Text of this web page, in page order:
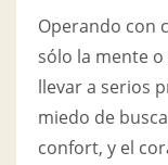
Operando con
sólo la mente
llevar a serios
miedo de
confort, y el